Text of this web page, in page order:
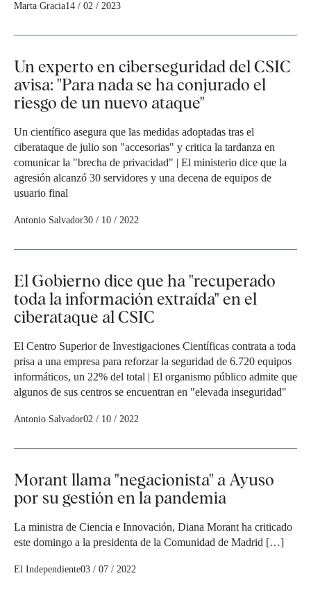
Marta Gracia14 / 02 / 2023
Un experto en ciberseguridad del CSIC
avisa: "Para nada se ha conjurado el
riesgo de un nuevo ataque"
Un científico asegura que las medidas adoptadas tras el
ciberataque de julio son "accesorias" y critica la tardanza en
comunicar la "brecha de privacidad" | El ministerio dice que la
agresión alcanzó 30 servidores y una decena de equipos de
usuario final
Antonio Salvador30 / 10 / 2022
El Gobierno dice que ha "recuperado
toda la información extraída" en el
ciberataque al CSIC
El Centro Superior de Investigaciones Científicas contrata a toda
prisa a una empresa para reforzar la seguridad de 6.720 equipos
informáticos, un 22% del total | El organismo público admite que
algunos de sus centros se encuentran en "elevada inseguridad"
Antonio Salvador02 / 10 / 2022
Morant llama "negacionista" a Ayuso
por su gestión en la pandemia
La ministra de Ciencia e Innovación, Diana Morant ha criticado
este domingo a la presidenta de la Comunidad de Madrid […]
El Independiente03 / 07 / 2022